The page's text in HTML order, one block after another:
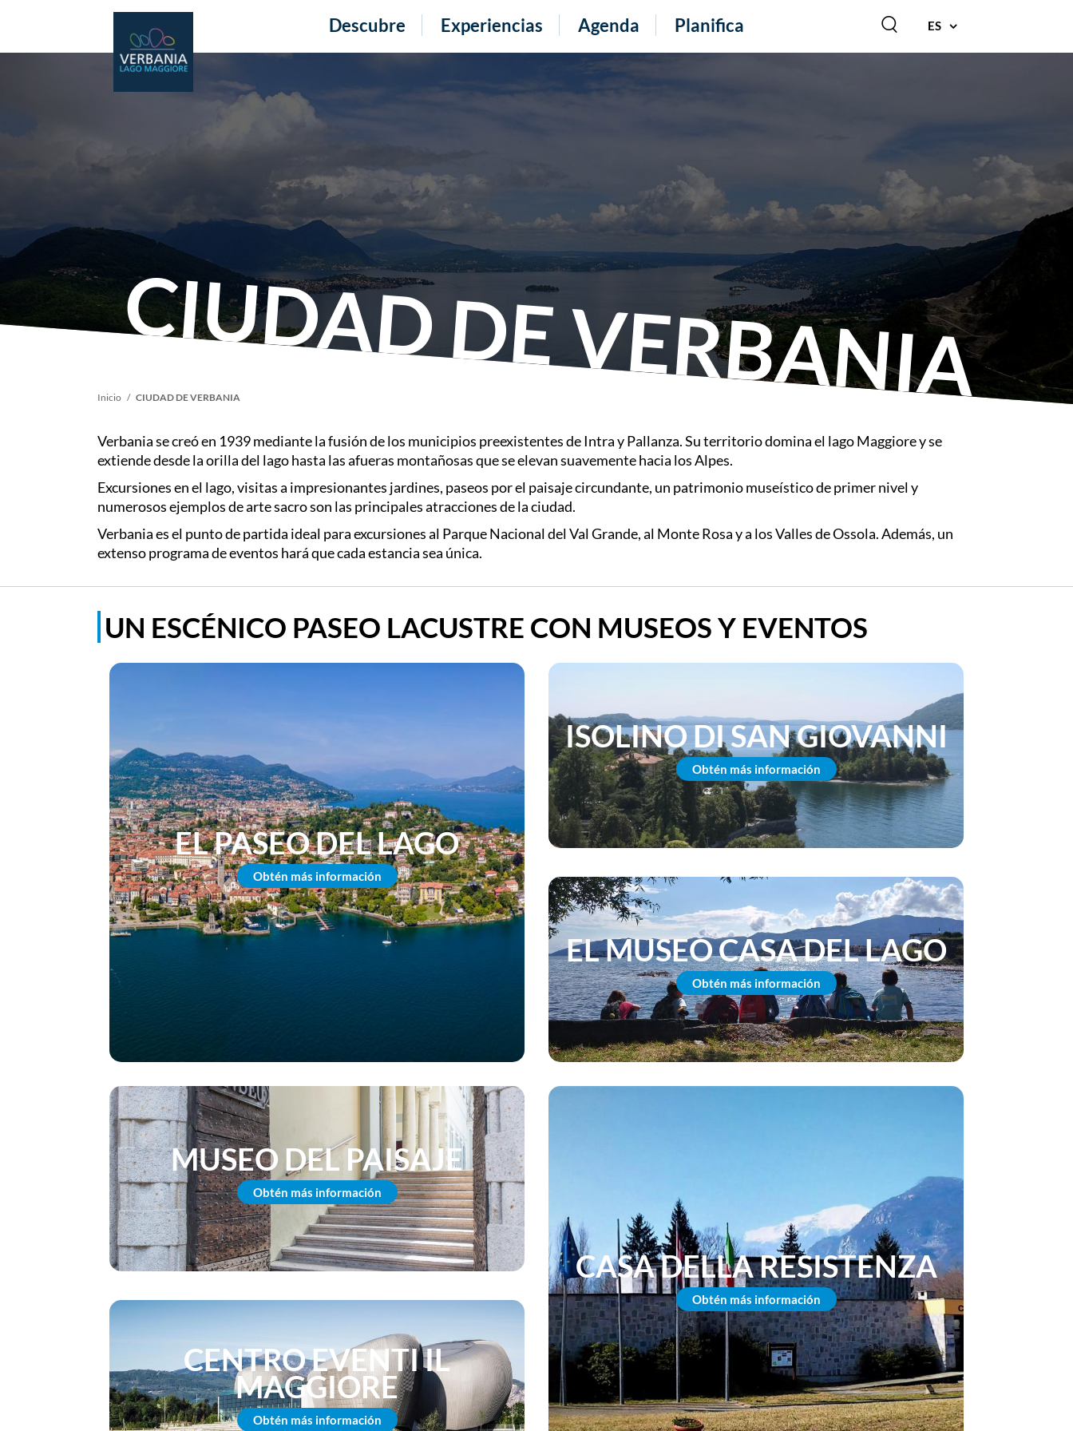
Descubre Experiencias Agenda Planifica ES
CIUDAD DE VERBANIA
Sobrescribir
enlaces
de
ayuda
a
la
navegación
Inicio CIUDAD DE VERBANIA
Verbania se creó en 1939 mediante la fusión de los municipios preexistentes de Intra y Pallanza. Su territorio domina el lago Maggiore y se
extiende desde la orilla del lago hasta las afueras montañosas que se elevan suavemente hacia los Alpes.
Excursiones en el lago, visitas a impresionantes jardines, paseos por el paisaje circundante, un patrimonio museístico de primer nivel y
numerosos ejemplos de arte sacro son las principales atracciones de la ciudad.
Verbania es el punto de partida ideal para excursiones al Parque Nacional delVal Grande, al Monte Rosa y a los Valles de Ossola. Además, un
extenso programa de eventos hará que cada estancia sea única.
UN ESCÉNICO PASEO LACUSTRE CON MUSEOS Y EVENTOS
EL PASEO DEL LAGO
Obtén más información
ISOLINO DI SAN GIOVANNI
Obtén más información
EL MUSEO CASA DEL LAGO
Obtén más información
MUSEO DEL PAISAJE
Obtén más información
CENTRO EVENTI IL
MAGGIORE
Obtén más información
CASA DELLA RESISTENZA
Obtén más información